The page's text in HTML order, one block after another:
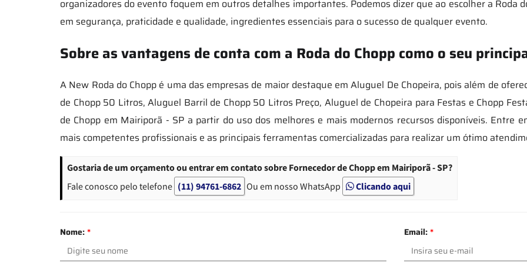
organizadores do evento foquem em outros detalhes importantes. Podemos dizer que ao escolher a Roda
em segurança, praticidade e qualidade, ingredientes essenciais para o sucesso de qualquer evento.
Sobre as vantagens de conta com a Roda do Chopp como o seu
A New Roda do Chopp é uma das empresas de maior destaque em Aluguel De Chopeira, pois além de
de Chopp 50 Litros, Aluguel Barril de Chopp 50 Litros Preço, Aluguel de Chopeira para Festas e Chopp
de Chopp em Mairiporã - SP a partir do uso dos melhores e mais modernos recursos disponíveis. Entre
mais competentes profissionais e as principais ferramentas comercializadas para realizar um ótimo
Gostaria de um orçamento ou entrar em contato sobre Fornecedor de Chopp em Mairiporã - SP?
Fale conosco pelo telefone (11) 94761-6862 Ou em nosso WhatsApp Clicando aqui
Nome:* Email:*